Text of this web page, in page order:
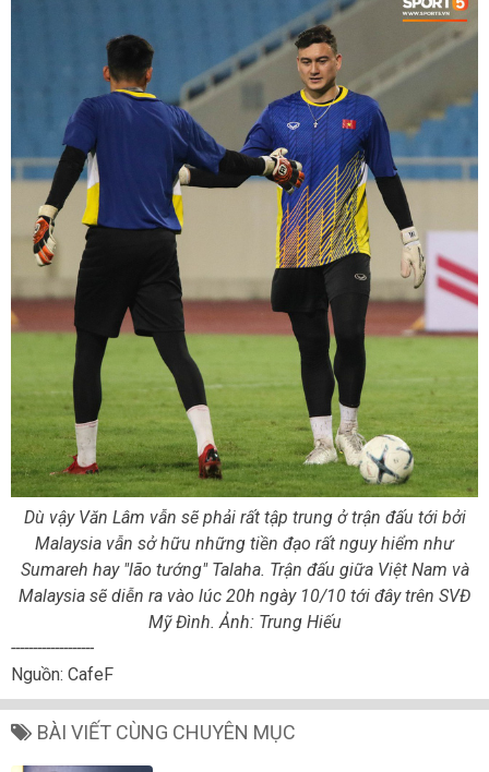
Dù vậy Văn Lâm vẫn sẽ phải rất tập trung ở trận đấu tới bởi
Malaysia vẫn sở hữu những tiền đạo rất nguy hiểm như
Sumareh hay "lão tướng" Talaha. Trận đấu giữa Việt Nam và
Malaysia sẽ diễn ra vào lúc 20h ngày 10/10 tới đây trên SVĐ
Mỹ Đình. Ảnh: Trung Hiếu
-------------------
Nguồn: CafeF
BÀI VIẾT CÙNG CHUYÊN MỤC